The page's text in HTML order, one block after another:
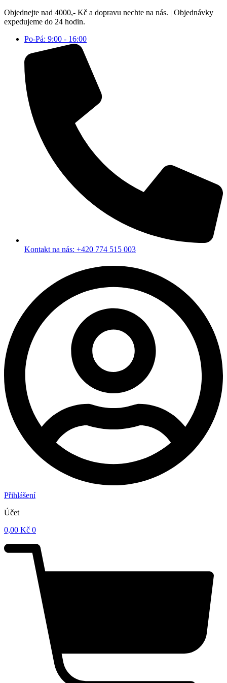
Přejít
k
Objednejte nad 4000,- Kč a dopravu nechte na nás. | Objednávky
expedujeme do 24 hodin.
Po-Pá: 9:00 - 16:00
Kontakt na nás: +420 774 515 003
Přihlášení
Účet
0,00 Kč 0